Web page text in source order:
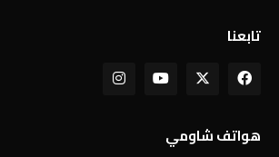
تابعنا
هواتف شاومي